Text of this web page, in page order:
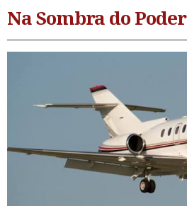
Na Sombra do Poder